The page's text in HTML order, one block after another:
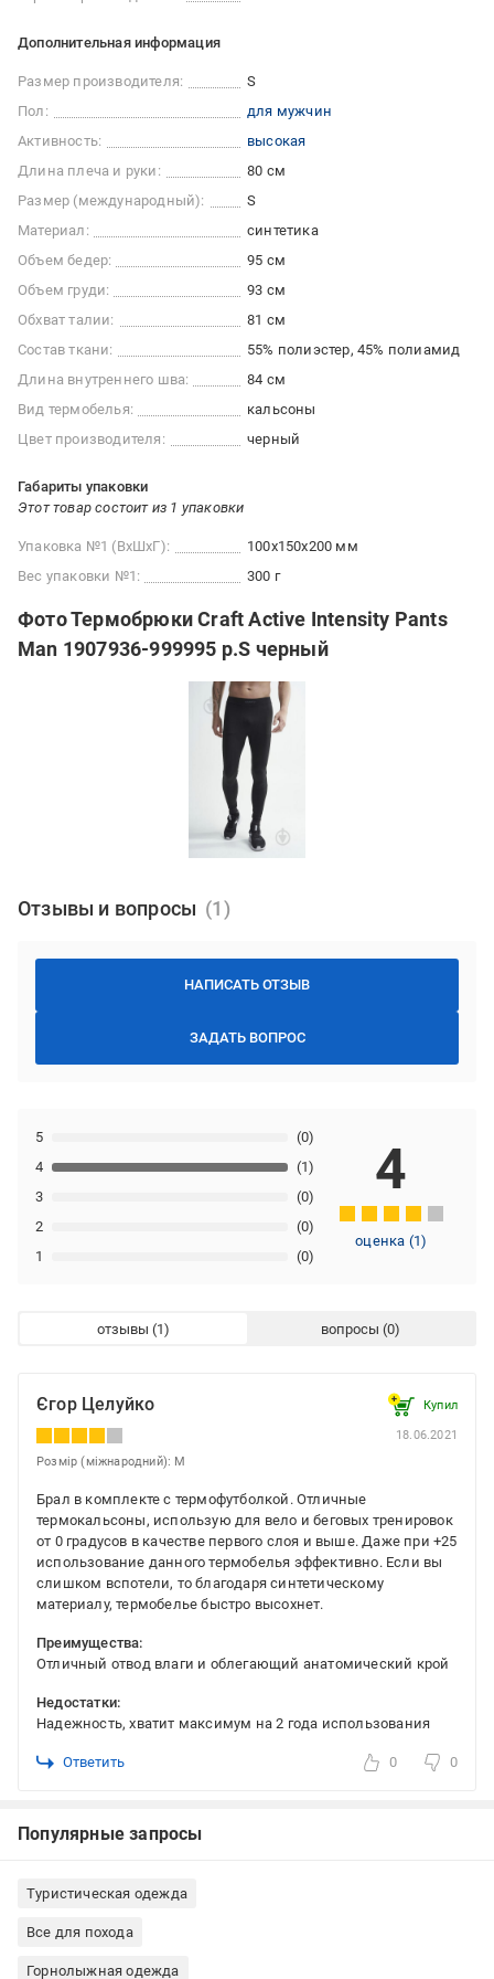
Дополнительная информация
Размер производителя:
S
Пол:
для мужчин
Активность:
высокая
Длина плеча и руки:
80 см
Размер (международный):
S
Материал:
синтетика
Объем бедер:
95 см
Объем груди:
93 см
Обхват талии:
81 см
Состав ткани:
55% полиэстер, 45% полиамид
Длина внутреннего шва:
84 см
Вид термобелья:
кальсоны
Цвет производителя:
черный
Габариты упаковки
Этот товар состоит из 1 упаковки
Упаковка №1 (ВхШхГ):
100x150x200 мм
Вес упаковки №1:
300 г
Фото Термобрюки Craft Active Intensity Pants
Man 1907936-999995 р.S черный
Отзывы и вопросы
НАПИСАТЬ ОТЗЫВ
ЗАДАТЬ ВОПРОС
1 (0)
2 (0)
3 (0)
4 (1)
5 (0)
4
оценка (1)
отзывы вопросы
Єгор Целуйко Купил
18.06.2021
Розмір (міжнародний): M
Брал в комплекте с термофутболкой. Отличные
термокальсоны, использую для вело и беговых тренировок
от 0 градусов в качестве первого слоя и выше. Даже при +25
использование данного термобелья эффективно. Если вы
слишком вспотели, то благодаря синтетическому
материалу, термобелье быстро высохнет.
Преимущества:
Отличный отвод влаги и облегающий анатомический крой
Недостатки:
Надежность, хватит максимум на 2 года использования
Ответить 0 0
Популярные запросы
Туристическая одежда
Все для похода
Горнолыжная одежда